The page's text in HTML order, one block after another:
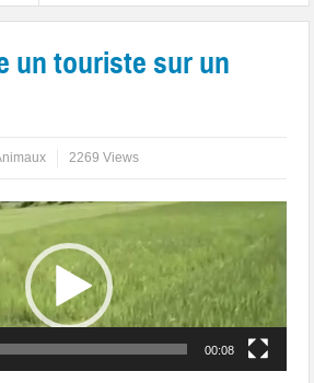
un touriste sur un
2269 Views
00:08